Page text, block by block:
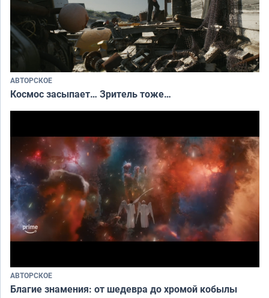
АВТОРСКОЕ
Космос засыпает… Зритель тоже…
АВТОРСКОЕ
Благие знамения: от шедевра до хромой кобылы